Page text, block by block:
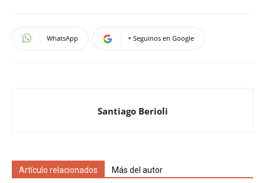
WhatsApp + Seguinos en Google
Santiago Berioli
Artículo relacionados Más del autor